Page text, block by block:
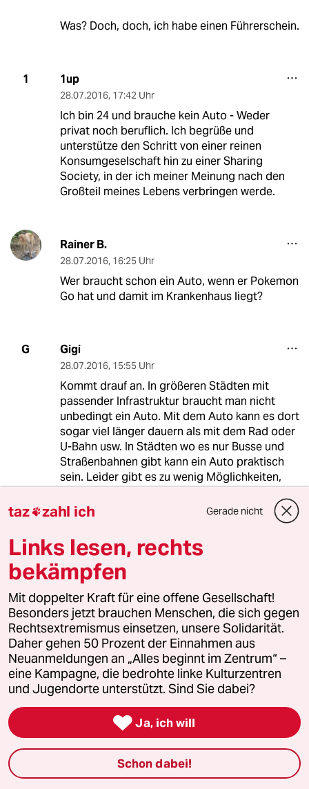
Was? Doch, doch, ich habe einen Führerschein.
1 1up
28.07.2016, 17:42 Uhr
Ich bin 24 und brauche kein Auto - Weder
privat noch beruflich. Ich begrüße und
unterstütze den Schritt von einer reinen
Konsumgeselschaft hin zu einer Sharing
Society, in der ich meiner Meinung nach den
Großteil meines Lebens verbringen werde.
Rainer B.
28.07.2016, 16:25 Uhr
Wer braucht schon ein Auto, wenn er Pokemon
Go hat und damit im Krankenhaus liegt?
G Gigi
28.07.2016, 15:55 Uhr
Kommt drauf an. In größeren Städten mit
passender Infrastruktur braucht man nicht
unbedingt ein Auto. Mit dem Auto kann es dort
sogar viel länger dauern als mit dem Rad oder
U-Bahn usw. In Städten wo es nur Busse und
Straßenbahnen gibt kann ein Auto praktisch
sein. Leider gibt es zu wenig Möglichkeiten,
das Fahrrad im öffentlichen Verkehr
mitzunehmen. Auf dem Land kann man ohne
Auto unter Umständen aufgeschmissen sein,
wenn die nächste Einkaufsmöglichkeit z.B. 10
km entfernt liegt, der Arbeitsweg
entsprechend lang, öffentliche Verkehrsmittel
erst vor Schulbeginn fahren, 2 Stundentakt, die
Haltestelle erst 2 Dörfer weiter usw. Der
Kindergarten 10 km entfernt liegt. Wem will
man da ein Auto vergraulen? Versnobbte
Städter tun sich da leicht. Seit ich wieder in der
Stadt wohne, fahre ich fast nur noch Fahrrad.
Kleinere Ausflüge lassen sich wunderbar mit
Bahn und Rad verknüpfen. Dennoch finde ich
ein Auto manchmal praktisch und genieße
dann das Fahren.
DR. ALFRED SCHWEINSTEIN
taz zahl ich Gerade nicht
Links lesen, rechts
bekämpfen
Mit doppelter Kraft für eine offene Gesellschaft!
Besonders jetzt brauchen Menschen, die sich gegen
Rechtsextremismus einsetzen, unsere Solidarität.
Daher gehen 50 Prozent der Einnahmen aus
Neuanmeldungen an „Alles beginnt im Zentrum“ –
eine Kampagne, die bedrohte linke Kulturzentren
und Jugendorte unterstützt. Sind Sie dabei?
 Ja, ich will
Schon dabei!